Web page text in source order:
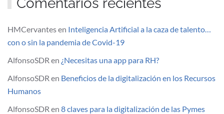
HMCervantesen Inteligencia Artificial a la caza de talento…
con o sin la pandemia de Covid-19
AlfonsoSDR en ¿Necesitas una app para RH?
AlfonsoSDR en Beneficios de la digitalización en los Recursos
Humanos
AlfonsoSDR en 8 claves para la digitalización de las Pymes